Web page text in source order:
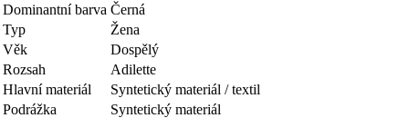
Dominantní barva Černá
Typ
Žena
Věk
Dospělý
Rozsah
Adilette
Hlavní materiál
Syntetický materiál / textil
Podrážka
Syntetický materiál